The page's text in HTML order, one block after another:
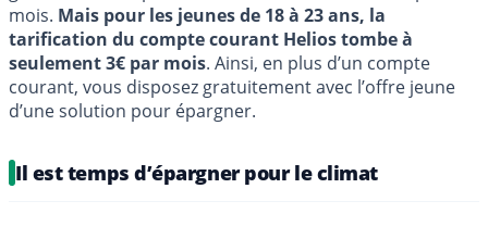
mois. Mais pour les jeunes de 18 à 23 ans, la
tarification du compte courant Helios tombe à
seulement 3€ par mois. Ainsi, en plus d’un compte
courant, vous disposez gratuitement avec l’offre jeune
d’une solution pour épargner.
Il est temps d’épargner pour le climat